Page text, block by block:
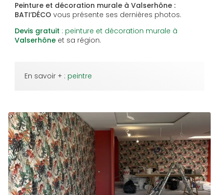
Peinture et décoration murale à Valserhône :
BATI’DÉCO vous présente ses dernières photos.
Devis gratuit : peinture et décoration murale à
Valserhône et sa région.
En savoir + : peintre